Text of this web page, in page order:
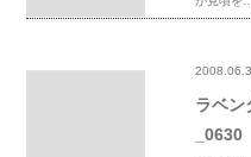
ラベン
_0630